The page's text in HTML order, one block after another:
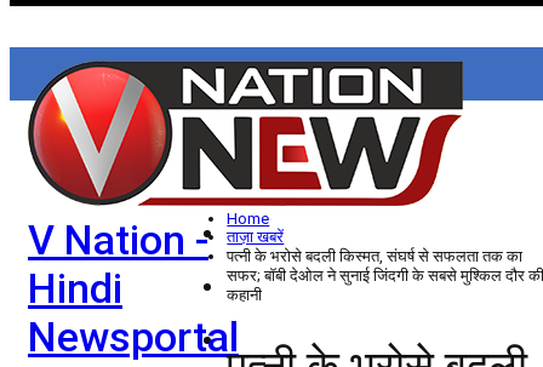
V Nation -
Hindi
Newsportal
HOME
ताज़ा खबरें
देश
विदेश
राज्य
उत्तर प्रदेश
Home
ताज़ा खबरें
पत्नी के भरोसे बदली किस्मत, संघर्ष से सफलता तक का
सफर; बॉबी देओल ने सुनाई जिंदगी के सबसे मुश्किल दौर
कहानी